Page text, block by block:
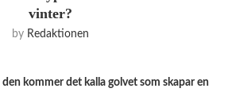
vinter?
by Redaktionen
kommer det kalla golvet som skapar en